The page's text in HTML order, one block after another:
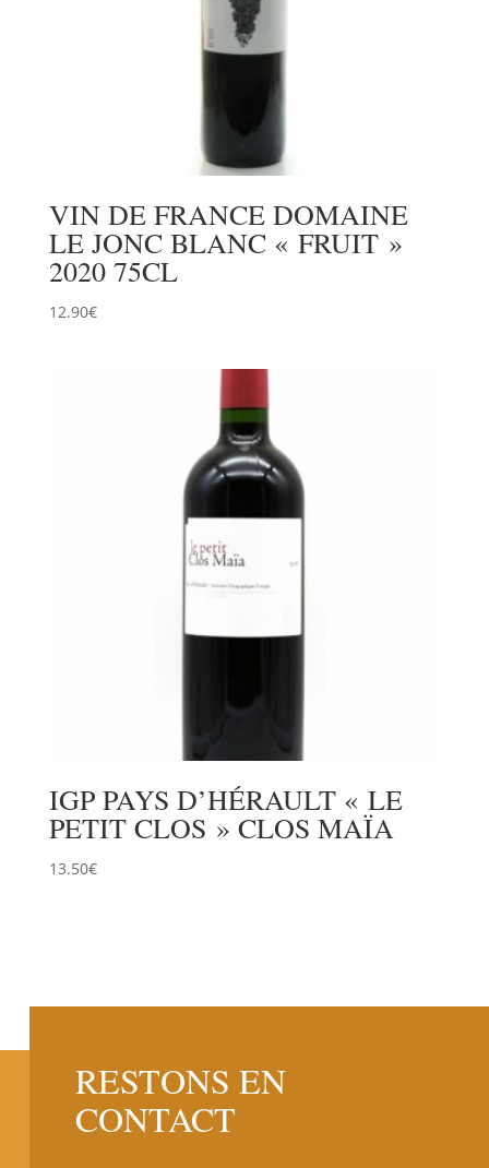
VIN DE FRANCE DOMAINE
LE JONC BLANC « FRUIT »
2020 75CL
12.90€
IGP PAYS D’HÉRAULT « LE
PETIT CLOS » CLOS MAÏA
13.50€
RESTONS EN
CONTACT